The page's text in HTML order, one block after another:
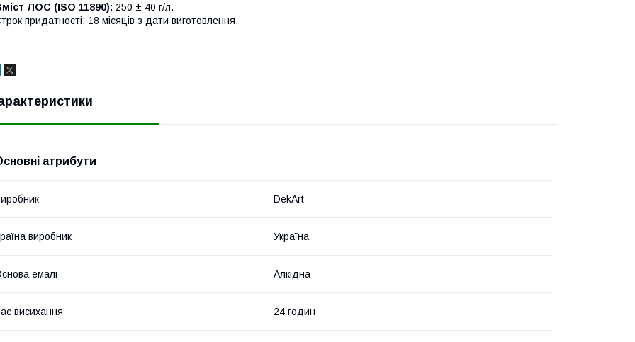
ЛОС (ISO 11890): 250 ± 40 г/л.
придатності: 18 місяців з дати виготовлення.
атрибути
DekArt
виробник Україна
емалі Алкідна
висихання 24 годин